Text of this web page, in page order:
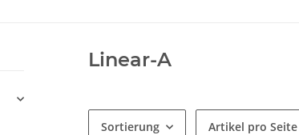
Linear-A
Sortierung Artikel pro Seite